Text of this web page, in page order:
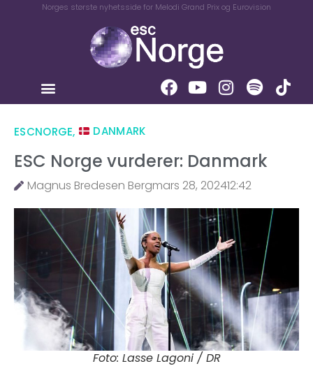
Norges største nyhetsside for Melodi Grand Prix og Eurovision
ESCNORGE, DANMARK
ESC Norge vurderer: Danmark
Magnus Bredesen Bergmars 28, 202412:42
Foto: Lasse Lagoni / DR